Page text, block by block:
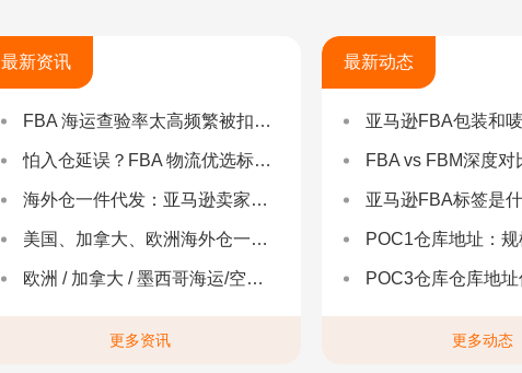
最新资讯
FBA 海运查验率太高频繁被扣货，如何选择低查验物流货代？
怕入仓延误？FBA 物流优选标准：自营仓 + 自有车队是核心硬指标
海外仓一件代发：亚马逊卖家合规履约与长效增长解决方案
美国、加拿大、欧洲海外仓一件代发
欧洲 / 加拿大 / 墨西哥海运/空运 | 多国海运一站式解决方案
更多资讯
最新动态
亚马逊FBA包装和唛头（贴标签）要
FBA vs FBM深度对比：2025年卖家该如何选
亚马逊FBA标签是什么？手把手教你设置
POC1仓库地址：规模、地
POC3仓库仓库地址
更多动态